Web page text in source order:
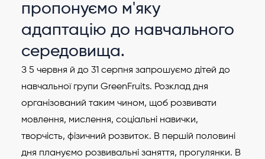
пропонуємо м'яку
адаптацію до навчального
середовища.
З 5 червня й до 31 серпня запрошуємо дітей до
навчальної групи GreenFruits. Розклад дня
організований таким чином, щоб розвивати
мовлення, мислення, соціальні навички,
творчість, фізичний розвиток. В першій половині
дня плануємо розвивальні заняття, прогулянки. В